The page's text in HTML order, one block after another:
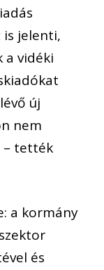
is jelenti,
a vidéki
új
nem
– tették
a kormány
és